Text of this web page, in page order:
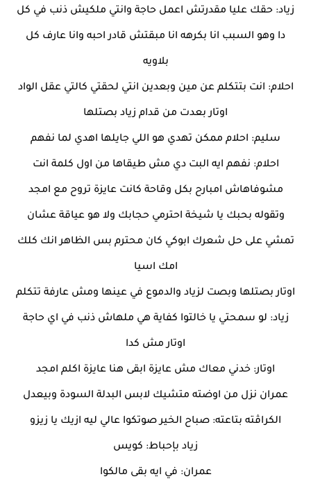
زياد: حقك عليا مقدرتش اعمل حاجة وانتي ملكيش ذنب في كل
دا وهو السبب انا بكرهه انا مبقتش قادر احبه وانا عارف كل
بلاويه
احلام: انت بتتكلم عن مين وبعدين انتي لحقتي كالتي عقل الواد
اوتار بعدت من قدام زياد بصتلها
سليم: احلام ممكن تهدي هو اللي جايلها اهدي لما نفهم
احلام: نفهم ايه البت دي مش طيقاها من اول كلمة انت
مشوفاهاش امبارح بكل وقاحة كانت عايزة تروح مع امجد
وتقوله بحبك يا شيخة احترمي حجابك ولا هو عياقة عشان
تمشي على حل شعرك ابوكي كان محترم بس الظاهر انك كلك
امك اسيا
اوتار بصتلها وبصت لزياد والدموع في عينها ومش عارفة تتكلم
زياد: لو سمحتي يا خالتوا كفاية هي ملهاش ذنب في اي حاجة
اوتار مش كدا
اوتار: خدني معاك مش عايزة ابقى هنا عايزة اكلم امجد
عمران نزل من اوضته متشيك لابس البدلة السودة وبيعدل
الكراڤته بتاعته: صباح الخير صوتكوا عالي ليه ازيك يا زيزو
زياد بإحباط: كويس
عمران: في ايه بقى مالكوا